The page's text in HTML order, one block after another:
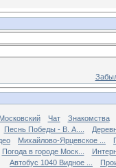
Чат
Знакомства
Песнь Победы - В. А....
Михайлово-Ярцевское ...
Погода в городе Моск...
Автобус 1040 Видное ...